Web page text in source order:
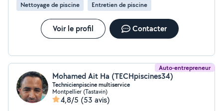
Nettoyage de piscine Entretien de piscine
Voir le profil Contacter
Auto-entrepreneur
Mohamed Ait Ha (TECHpiscines34)
Technicienpiscine multiservice
Montpellier (Tastavin)
4,8/5 (53 avis)